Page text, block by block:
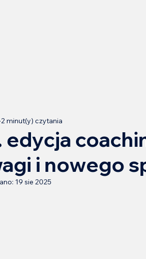
edycja
i nowego
2 minut(y) czytania
19 sie 2025